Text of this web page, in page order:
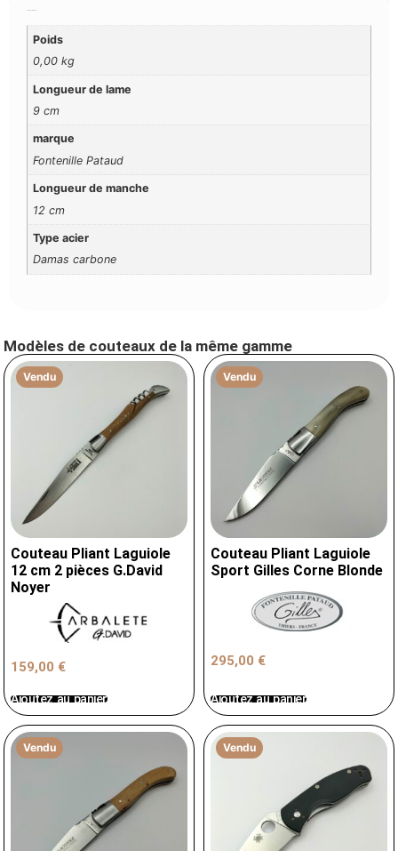
Poids
0,00 kg
Longueur de lame
9 cm
marque
Fontenille Pataud
Longueur de manche
12 cm
Type acier
Damas carbone
Modèles de couteaux de la même gamme
Vendu
Couteau Pliant Laguiole
12 cm 2 pièces G.David
Noyer
159,00 €
Ajoutez au panier
Vendu
Couteau Pliant Laguiole
Sport Gilles Corne Blonde
295,00 €
Ajoutez au panier
Vendu Vendu